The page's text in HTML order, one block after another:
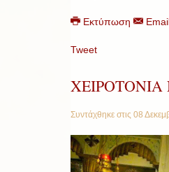
Εκτύπωση
Tweet
Συντάχθηκε στις 08